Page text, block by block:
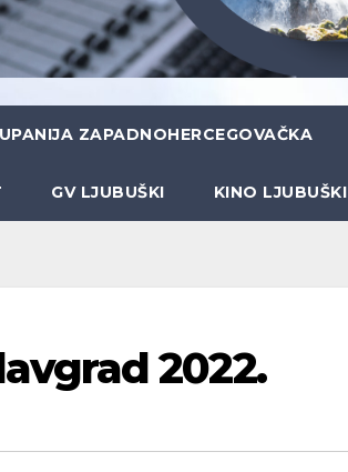
ZAPADNOHERCEGOVAČKA
GV LJUBUŠKI KINO LJUBUŠKI
2022.